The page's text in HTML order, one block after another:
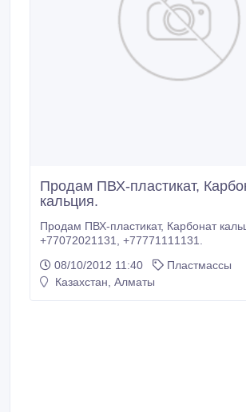
Продам ПВХ-пластикат,
кальция.
Продам ПВХ-пластикат, Карбонат кальция. Звоните:
+77072021131, +77771111131.
08/10/2012 11:40
Пластмассы
Казахстан, Алматы